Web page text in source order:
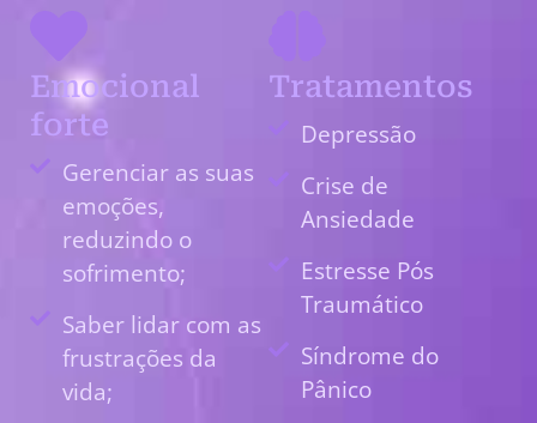
Emocional
forte
Gerenciar as suas
emoções,
reduzindo o
sofrimento;
Saber lidar com as
frustrações da
vida;
Tratamentos
Depressão
Crise de
Ansiedade
Estresse Pós
Traumático
Síndrome do
Pânico